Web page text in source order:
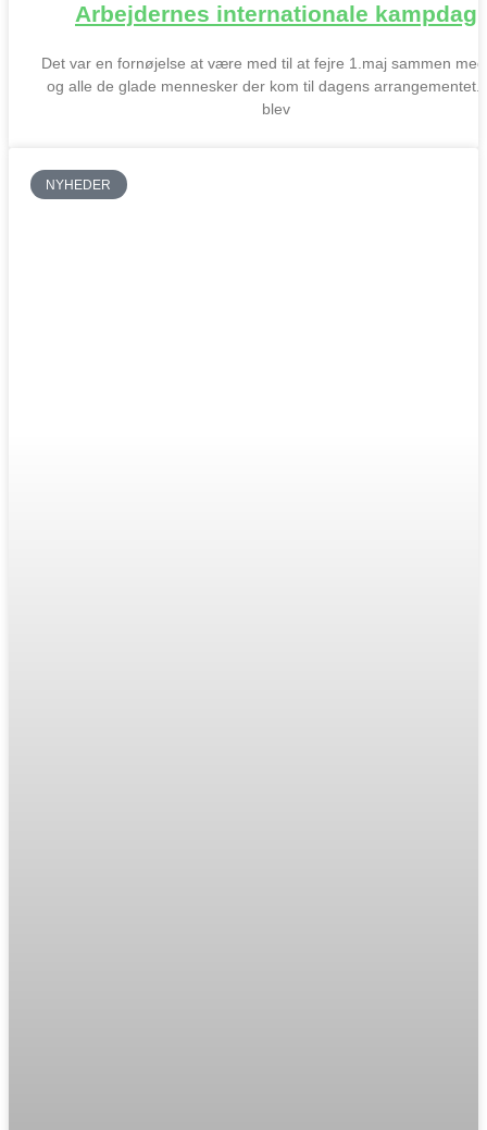
Arbejdernes internationale kampdag
Det var en fornøjelse at være med til at fejre 1.maj sammen
og alle de glade mennesker der kom til dagens
blev
NYHEDER